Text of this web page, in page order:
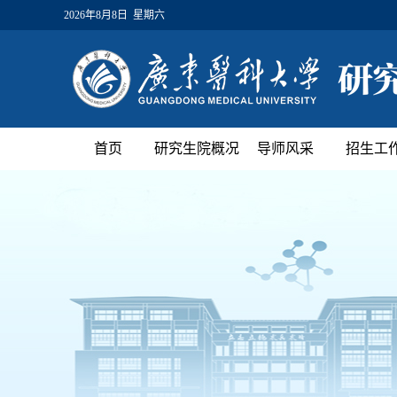
2026年8月8日 星期六
首页 研究生院概况 导师风采 招生工